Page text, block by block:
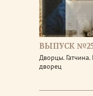
ВЫПУСК
Дворцы.
дворец